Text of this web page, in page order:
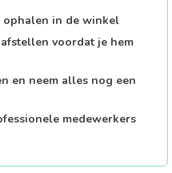
ophalen in de winkel
voordat je hem
en neem alles nog een
medewerkers